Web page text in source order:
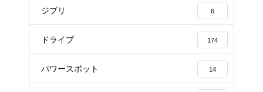
ジブリ 6
ドライブ 174
パワースポット 14